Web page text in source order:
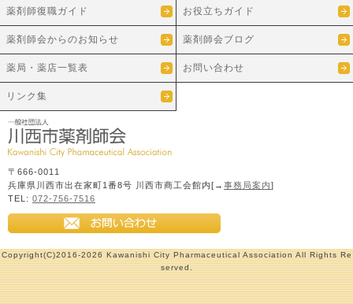
薬剤師復職ガイド お役立ちガイド
薬剤師会からのお知らせ 薬剤師会ブログ
薬局・薬店一覧表 お問い合わせ
リンク集
〒666-0011
兵庫県川西市出在家町1番8号 川西市商工会館内[→ 事務局案内]
TEL: 072-756-7516
Copyright(C)2016-2026 Kawanishi City Pharmaceutical Association All Rights Re
served.